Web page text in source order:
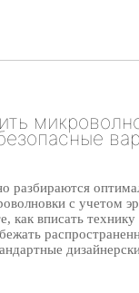
разбираются
с учетом
как вписать